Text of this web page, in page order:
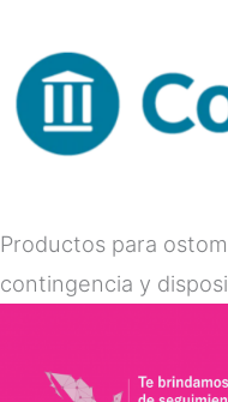
Productos para
contingencia y